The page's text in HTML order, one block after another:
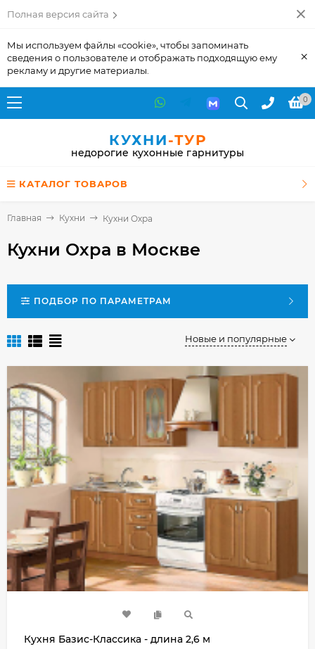
Полная версия сайта
Мы используем файлы «cookie», чтобы запоминать
сведения о пользователе и отображать подходящую ему
рекламу и другие материалы.
×
0
КУХНИ-ТУР
недорогие кухонные гарнитуры
КАТАЛОГ ТОВАРОВ
Главная Кухни Кухни Охра
Кухни Охра в Москве
ПОДБОР ПО ПАРАМЕТРАМ
Новые и популярные
Кухня Базис-Классика - длина 2,6 м